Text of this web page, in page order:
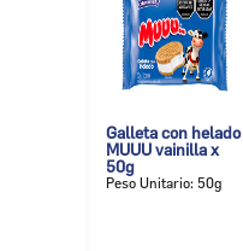
Galleta con helado
MUUU vainilla x
50g
Peso Unitario: 50g